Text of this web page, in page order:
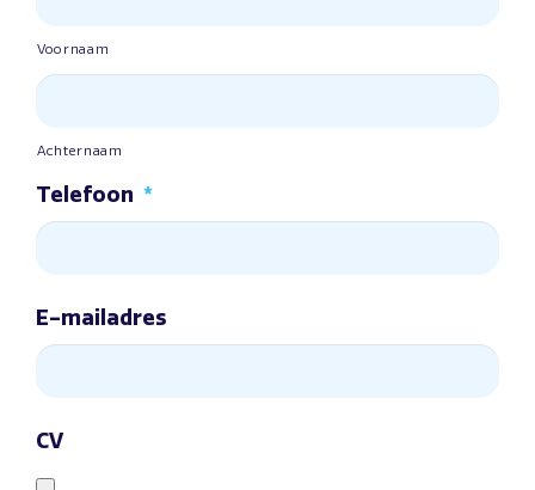
Voornaam
Achternaam
Telefoon *
E-mailadres
CV